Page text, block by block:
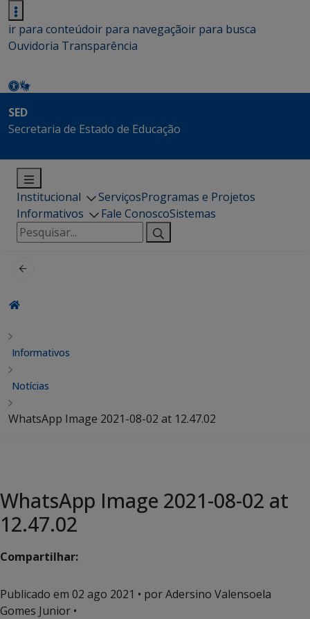
ir para conteúdoir para navegaçãoir para busca
Ouvidoria Transparência
SED
Secretaria de Estado de Educação
Institucional ServiçosProgramas e Projetos
Informativos
Fale ConoscoSistemas
Pesquisar
por:
Informativos
Notícias
WhatsApp Image 2021-08-02 at 12.47.02
WhatsApp Image 2021-08-02 at
12.47.02
Compartilhar:
Publicado em 02 ago 2021 • por Adersino Valensoela
Gomes Junior •